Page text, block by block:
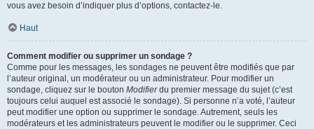
vous avez besoin d’indiquer plus d’options, contactez-le.
Haut
Comment modifier ou supprimer un sondage ?
Comme pour les messages, les sondages ne peuvent être modifiés que par
l’auteur original, un modérateur ou un administrateur. Pour modifier un
sondage, cliquez sur le bouton Modifierdu premier message du sujet (c’est
toujours celui auquel est associé le sondage). Si personne n’a voté, l’auteur
peut modifier une option ou supprimer le sondage. Autrement, seuls les
modérateurs et les administrateurs peuvent le modifier ou le supprimer. Ceci